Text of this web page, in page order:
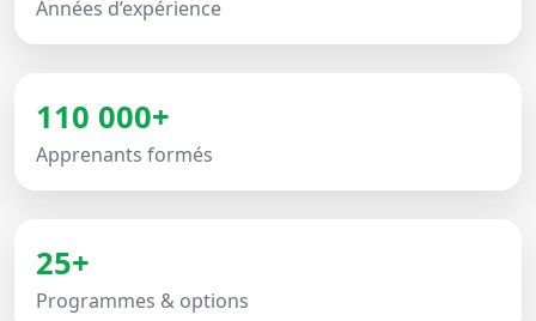
Années d’expérience
110 000+
Apprenants formés
25+
Programmes & options